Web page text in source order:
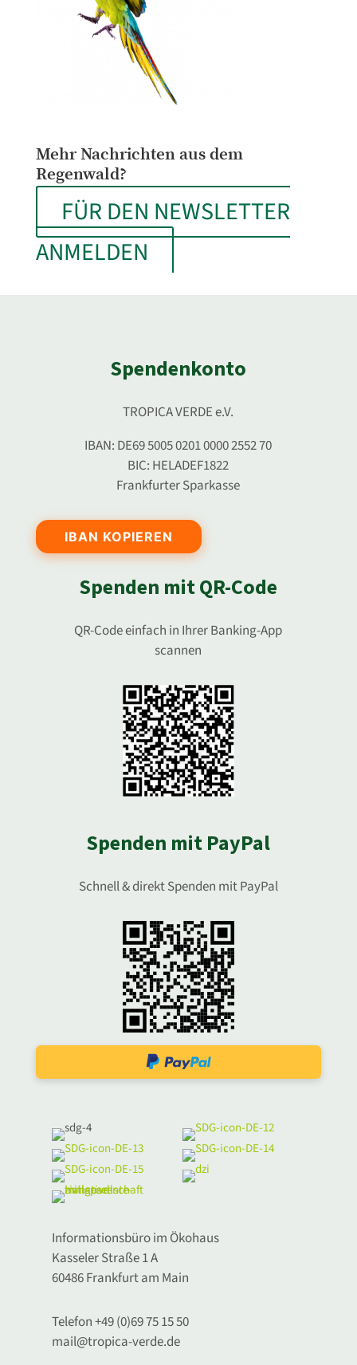
Mehr Nachrichten aus dem
Regenwald?
FÜR DEN NEWSLETTER
ANMELDEN
Spendenkonto
TROPICA VERDE e.V.
IBAN: DE69 5005 0201 0000 2552 70
BIC: HELADEF1822
Frankfurter Sparkasse
IBAN KOPIEREN
Spenden mit QR-Code
QR-Code einfach in Ihrer Banking-App
scannen
Spenden mit PayPal
Schnell & direkt Spenden mit PayPal
Informationsbüro im Ökohaus
Kasseler Straße 1 A
60486 Frankfurt am Main
Telefon +49 (0)69 75 15 50
mail@tropica-verde.de